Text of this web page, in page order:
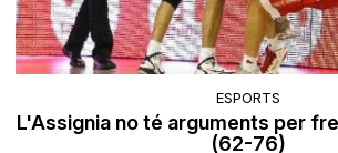
ESPORTS
L'Assignia no té arguments per
(62-76)